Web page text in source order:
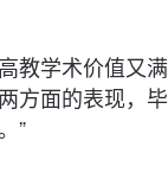
教学术价值又
方面的表现，
”